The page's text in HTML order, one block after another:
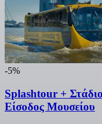
-5%
Splashtour +
Είσοδος Μουσείου